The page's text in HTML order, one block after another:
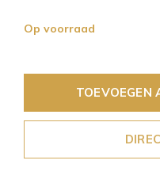
Op voorraad
TOEVOEGEN